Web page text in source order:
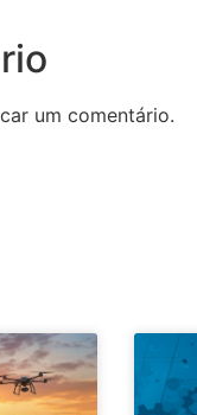
um comentário.